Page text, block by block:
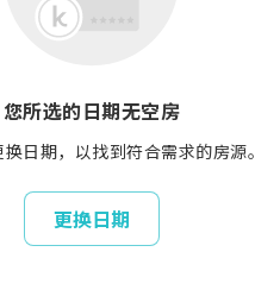
您所选的日期无空房
日期，以找到符合需求的房源。
更换日期